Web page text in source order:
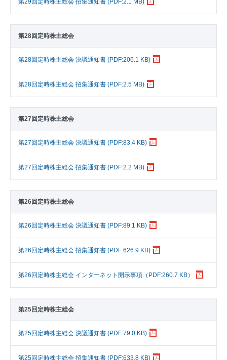
第29回定時株主総会 招集通知書 (PDF:2.1 MB)
第28回定時株主総会
第28回定時株主総会 決議通知書 (PDF:206.1 KB)
第28回定時株主総会 招集通知書 (PDF:2.5 MB)
第27回定時株主総会
第27回定時株主総会 決議通知書 (PDF:83.4 KB)
第27回定時株主総会 招集通知書 (PDF:2.2 MB)
第26回定時株主総会
第26回定時株主総会 決議通知書 (PDF:89.1 KB)
第26回定時株主総会 招集通知書 (PDF:626.9 KB)
第26回定時株主総会 インターネット開示事項（PDF:260.7 KB）
第25回定時株主総会
第25回定時株主総会 決議通知書 (PDF:79.0 KB)
第25回定時株主総会 招集通知書 (PDF:633.8 KB)